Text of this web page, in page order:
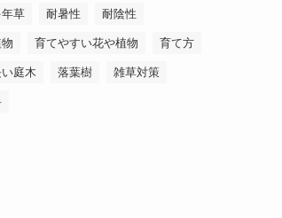
草 耐暑性 耐陰性
育てやすい花や植物 育て方
庭木 落葉樹 雑草対策